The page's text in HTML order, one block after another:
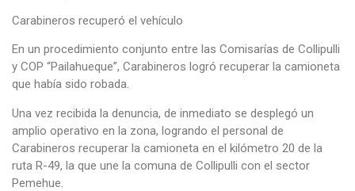
Carabineros recuperó el vehículo
En un procedimiento conjunto entre las Comisarías de Collipulli
y COP “Pailahueque”, Carabineros logró recuperar la camioneta
que había sido robada.
Una vez recibida la denuncia, de inmediato se desplegó un
amplio operativo en la zona, logrando el personal de
Carabineros recuperar la camioneta en el kilómetro 20 de la
ruta R-49, la que une la comuna de Collipulli con el sector
Pemehue.